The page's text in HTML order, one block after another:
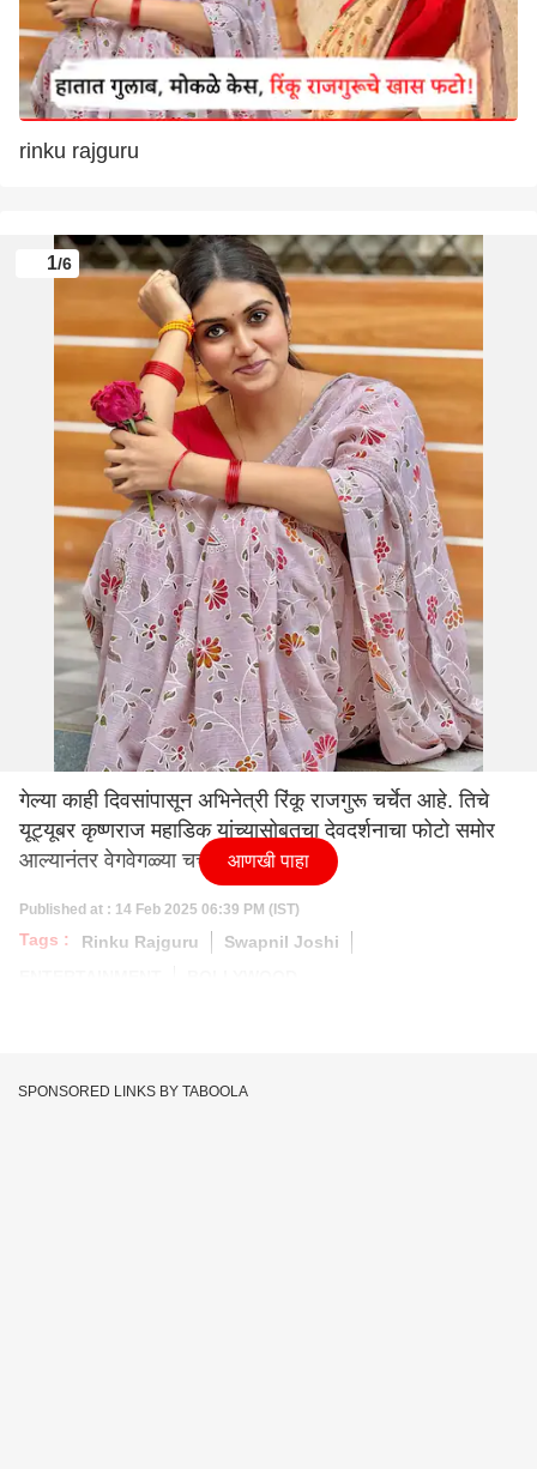
rinku rajguru
1/6
गेल्या काही दिवसांपासून अभिनेत्री रिंकू राजगुरू चर्चेत आहे. तिचे
यूट्यूबर कृष्णराज महाडिक यांच्यासोबतचा देवदर्शनाचा फोटो समोर
आल्यानंतर वेगवेगळ्या चर्चा चालू होत्या.
Published at : 14 Feb 2025 06:39 PM (IST)
Tags : Rinku Rajguru
Swapnil Joshi
आणखी पाहा
SPONSORED LINKS BY TABOOLA